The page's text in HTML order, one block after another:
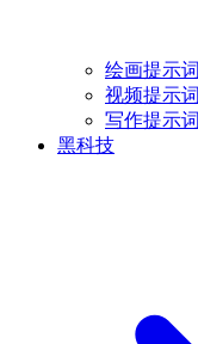
绘画提示词
视频提示词
写作提示词
黑科技